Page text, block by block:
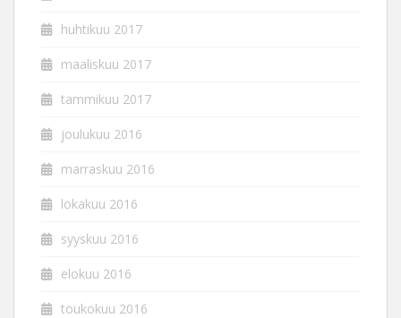
huhtikuu 2017
maaliskuu 2017
tammikuu 2017
joulukuu 2016
marraskuu 2016
lokakuu 2016
syyskuu 2016
elokuu 2016
toukokuu 2016